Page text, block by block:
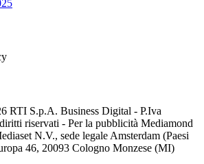
RTI S.p.A. Business Digital - P.Iva
riservati - Per la pubblicità Mediamond
N.V., sede legale Amsterdam (Paesi
46, 20093 Cologno Monzese (MI)